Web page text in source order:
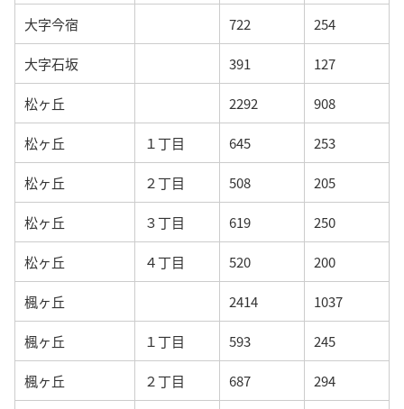
大字今宿 722 254
大字石坂 391 127
松ヶ丘 2292 908
松ヶ丘 １丁目 645 253
松ヶ丘 ２丁目 508 205
松ヶ丘 ３丁目 619 250
松ヶ丘 ４丁目 520 200
楓ヶ丘 2414 1037
楓ヶ丘 １丁目 593 245
楓ヶ丘 ２丁目 687 294